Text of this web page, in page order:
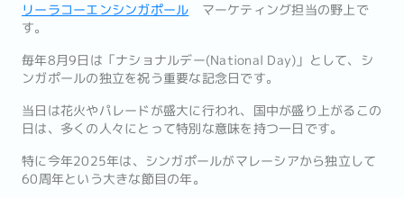
リーラコーエンシンガポール マーケティング担当の野上で
す。
毎年8月9日は「ナショナルデー(National Day)」として、シ
ンガポールの独立を祝う重要な記念日です。
当日は花火やパレードが盛大に行われ、国中が盛り上がるこの
日は、多くの人々にとって特別な意味を持つ一日です。
特に今年2025年は、シンガポールがマレーシアから独立して
60周年という大きな節目の年。